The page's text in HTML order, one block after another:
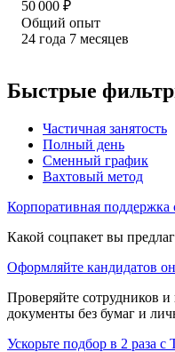
50 000 ₽
Общий опыт
24 года 7 месяцев
Быстрые
Частичная занятость
Полный день
Сменный график
Вахтовый метод
Корпоративная поддержка
Какой соцпакет вы
Оформляйте кандидатов
Проверяйте сотрудников
документы без бумаг и
Ускорьте подбор в 2 раза с